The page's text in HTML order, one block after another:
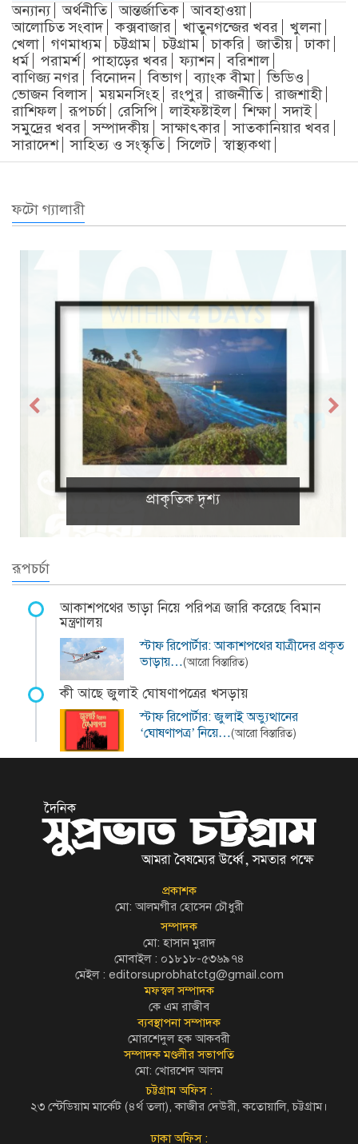
অন্যান্য অর্থনীতি আন্তর্জাতিক
আবহাওয়া
আলোচিত সংবাদ
কক্সবাজার খাতুনগন্জের খবর
খুলনা
খেলা
গণমাধ্যম চট্টগ্রাম চট্টগ্রাম চাকরি জাতীয়
ঢাকা
ধর্ম
পরামর্শ পাহাড়ের খবর ফ্যাশন
বরিশাল
বাণিজ্য নগর
বিনোদন বিভাগ ব্যাংক বীমা
ভিডিও
ভোজন বিলাস
ময়মনসিংহ রংপুর রাজনীতি
রাজশাহী
রাশিফল
রূপচর্চা রেসিপি লাইফষ্টাইল শিক্ষা
সদাই
সমুদ্রের খবর
সম্পাদকীয় সাক্ষাৎকার
সাতকানিয়ার খবর
সারাদেশ
সাহিত্য ও সংস্কৃতি সিলেট স্বাস্থ্যকথা
ফটো গ্যালারী
প্রাকৃতিক দৃশ্য
রূপচর্চা
আকাশপথের ভাড়া নিয়ে পরিপত্র জারি করেছে বিমান
মন্ত্রণালয়
স্টাফ রিপোর্টার: আকাশপথের যাত্রীদের প্রকৃত
ভাড়ায়…(আরো বিস্তারিত)
কী আছে জুলাই ঘোষণাপত্রের খসড়ায়
স্টাফ রিপোর্টার: জুলাই অভ্যুত্থানের
‘ঘোষণাপত্র’ নিয়ে…(আরো বিস্তারিত)
প্রকাশক
মো: আলমগীর হোসেন চৌধুরী
সম্পাদক
মো: হাসান মুরাদ
মোবাইল : ০১৮১৮-৫৩৬৯৭৪
মেইল : editorsuprobhatctg@gmail.com
মফস্বল সম্পাদক
কে এম রাজীব
ব্যবস্থাপনা সম্পাদক
মোরশেদুল হক আকবরী
সম্পাদক মণ্ডলীর সভাপতি
মো: খোরশেদ আলম
চট্টগ্রাম অফিস :
২৩ স্টেডিয়াম মার্কেট (৪র্থ তলা), কাজীর দেউরী, কতোয়ালি, চট্টগ্রাম।
ঢাকা অফিস :